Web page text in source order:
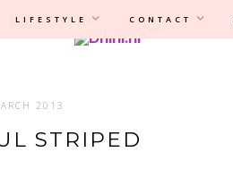
LIFESTYLE CONTACT
Privacyverklaring |Disclaimer
2013
STRIPED